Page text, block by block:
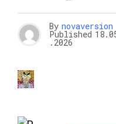
By novaversion
Published
.2026